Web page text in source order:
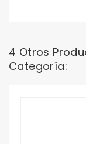
4 Otros
Categoría: